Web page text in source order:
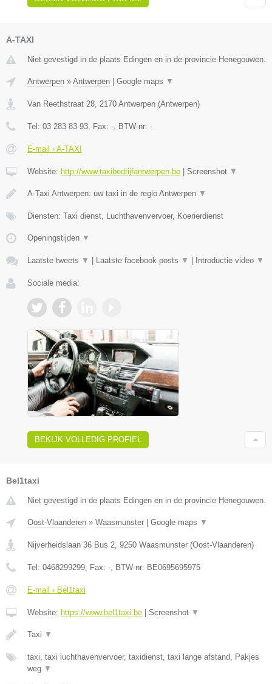
A-TAXI
Niet gevestigd in de plaats Edingen en in de provincie Henegouwen.
Antwerpen » Antwerpen Google maps ▼
Van Reethstraat 28, 2170 Antwerpen (Antwerpen)
Tel: 03 283 83 93, Fax: -, BTW-nr: -
E-mail › A-TAXI
Website: http://www.taxibedrijfantwerpen.be Screenshot ▼
A-Taxi Antwerpen: uw taxi in de regio Antwerpen ▼
Diensten: Taxi dienst, Luchthavenvervoer, Koerierdienst
Openingstijden ▼
Laatste tweets ▼ Laatste facebook posts ▼ Introductie video ▼
Sociale media:
BEKIJK VOLLEDIG PROFIEL
Bel1taxi
Niet gevestigd in de plaats Edingen en in de provincie Henegouwen.
Oost-Vlaanderen » Waasmunster Google maps ▼
Nijverheidslaan 36 Bus 2, 9250 Waasmunster (Oost-Vlaanderen)
Tel: 0468299299, Fax: -, BTW-nr: BE0695695975
E-mail › Bel1taxi
Website: https://www.bel1taxi.be Screenshot ▼
Taxi ▼
taxi, taxi luchthavenvervoer, taxidienst, taxi lange afstand, Pakjes
weg ▼